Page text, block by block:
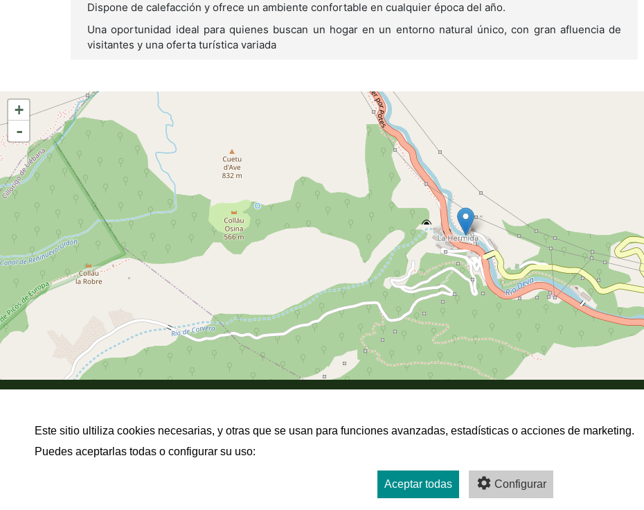
Este sitio ultiliza cookies necesarias, y otras que se usan para funciones avanzadas, estadísticas o acciones de marketing.
Puedes aceptarlas todas o configurar su uso:
Aceptar todas Configurar
Dispone de calefacción y ofrece un ambiente confortable en cualquier época del año.
Una oportunidad ideal para quienes buscan un hogar en un entorno natural único, con gran afluencia de
visitantes y una oferta turística variada
+
-
+34615467010